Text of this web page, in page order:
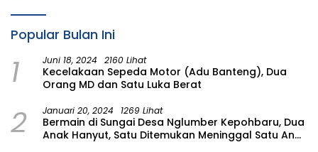
Popular Bulan Ini
1 Juni 18, 2024 2160 Lihat
Kecelakaan Sepeda Motor (Adu Banteng), Dua
Orang MD dan Satu Luka Berat
2 Januari 20, 2024 1269 Lihat
Bermain di Sungai Desa Nglumber Kepohbaru, Dua
Anak Hanyut, Satu Ditemukan Meninggal Satu Anak